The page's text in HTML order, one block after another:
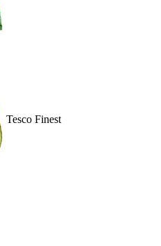
Tesco Finest